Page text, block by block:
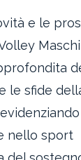
e le
le sfide
nello sport